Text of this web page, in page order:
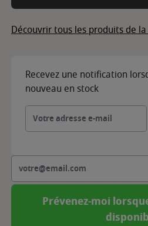
Découvrir tous les produits de la
Recevez une notification
nouveau en stock
Prévenez-moi